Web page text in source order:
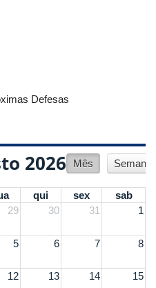
Defesas
2026 Mês Semana
qui sex
sab
29 30 31 1
5 6 7 8
12 13 14 15